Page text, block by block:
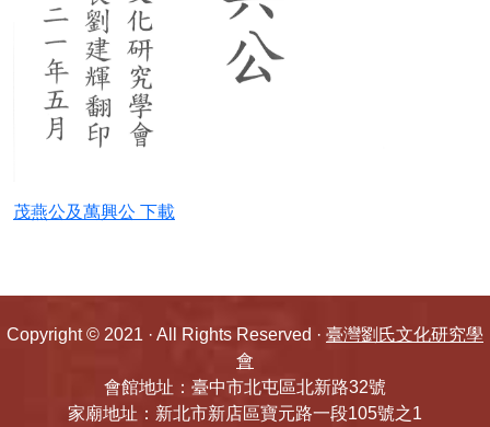
劉氏1988年村雅(南投竹山)
劉氏大宗譜(1989年福建上杭元龍公)(台中土
牛)
劉氏宗譜(莊吳玉圖)(1986)
劉氏宗譜1989巨漢(五溝水)
友明公譜(上杭)
茂燕公及萬興公 下載
Copyright © 2021 · All Rights Reserved · 臺灣劉氏文化研究學
會
會館地址：臺中市北屯區北新路32號
家廟地址：新北市新店區寶元路一段105號之1